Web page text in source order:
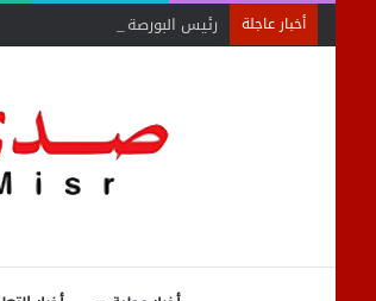
أخبار عاجلة رئيس البورصة المصرية يلتقي